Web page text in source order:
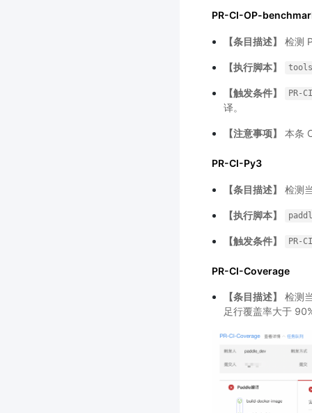
PR-CI-OP-
【条目描述】 检测
【执行脚本】
【触发条件】 PR-
译。
【注意事项】 本条
PR-CI-Py3
【条目描述】 检测
【执行脚本】
【触发条件】 PR-
PR-CI-Coverage
【条目描述】
检测
足行覆盖率大于